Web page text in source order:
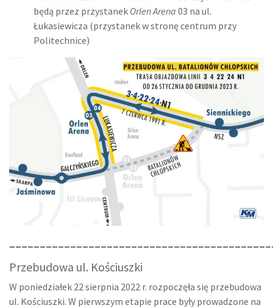
będą przez przystanek Orlen Arena 03 na ul.
Łukasiewicza (przystanek w stronę centrum przy
Politechnice)
Przebudowa ul. Kościuszki
W poniedziałek 22 sierpnia 2022 r. rozpoczęła się przebudowa
ul. Kościuszki. W pierwszym etapie prace były prowadzone na